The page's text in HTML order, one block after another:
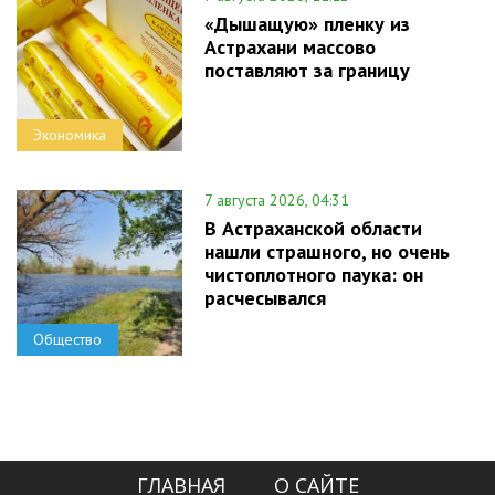
Экономика
«Дышащую» пленку из
Астрахани массово
поставляют за границу
Общество
7 августа 2026, 04:31
В Астраханской области
нашли страшного, но очень
чистоплотного паука: он
расчесывался
ГЛАВНАЯ О САЙТЕ